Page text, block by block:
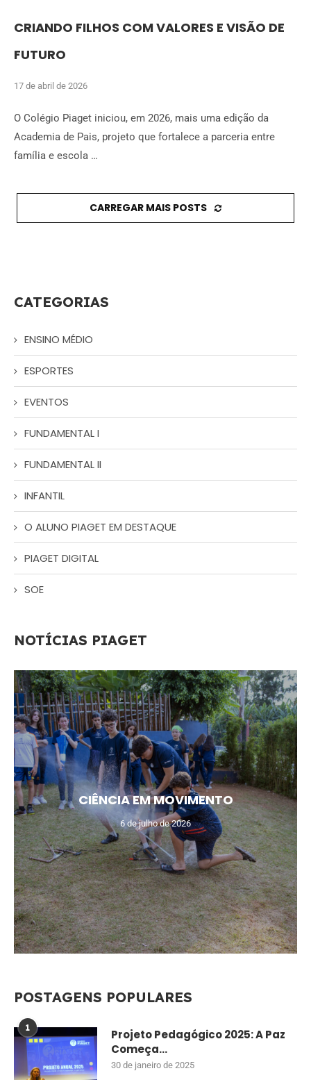
CRIANDO FILHOS COM VALORES E VISÃO DE
FUTURO
17 de abril de 2026
O Colégio Piaget iniciou, em 2026, mais uma edição da
Academia de Pais, projeto que fortalece a parceria entre
família e escola …
CARREGAR MAIS POSTS
CATEGORIAS
ENSINO MÉDIO
ESPORTES
EVENTOS
FUNDAMENTAL I
FUNDAMENTAL II
INFANTIL
O ALUNO PIAGET EM DESTAQUE
PIAGET DIGITAL
SOE
NOTÍCIAS PIAGET
CIÊNCIA EM MOVIMENTO
6 de julho de 2026
POSTAGENS POPULARES
1
Projeto Pedagógico 2025: A Paz
Começa...
30 de janeiro de 2025